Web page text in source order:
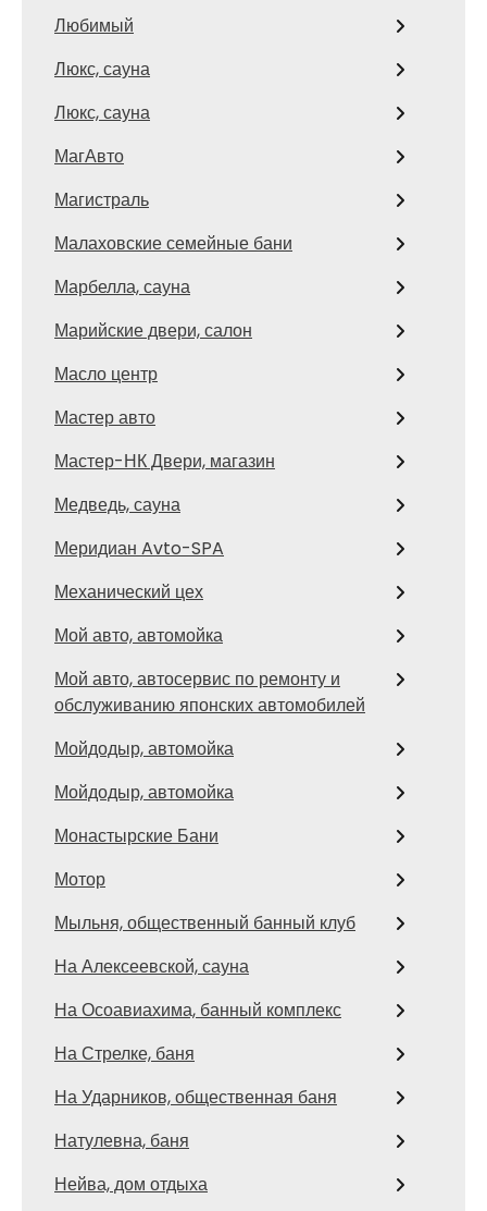
Любимый
Люкс, сауна
Люкс, сауна
МагАвто
Магистраль
Малаховские семейные бани
Марбелла, сауна
Марийские двери, салон
Масло центр
Мастер авто
Мастер-НК Двери, магазин
Медведь, сауна
Меридиан Avto-SPA
Механический цех
Мой авто, автомойка
Мой авто, автосервис по ремонту и
обслуживанию японских автомобилей
Мойдодыр, автомойка
Мойдодыр, автомойка
Монастырские Бани
Мотор
Мыльня, общественный банный клуб
На Алексеевской, сауна
На Осоавиахима, банный комплекс
На Стрелке, баня
На Ударников, общественная баня
Натулевна, баня
Нейва, дом отдыха